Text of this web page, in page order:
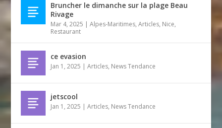
Bruncher le dimanche sur la plage Beau
Rivage
Mar 4, 2025 |Alpes-Maritimes,Articles, Nice,
Restaurant
ce evasion
Jan 1, 2025 |Articles, News Tendance
jetscool
Jan 1, 2025 |Articles, News Tendance